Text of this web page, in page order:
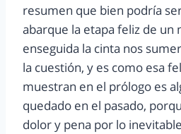
resumen que bien podría
abarque la etapa feliz de
enseguida la cinta nos
la cuestión, y es como esa
muestran en el prólogo es
quedado en el pasado,
dolor y pena por lo